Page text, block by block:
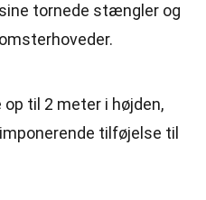
tornede stængler og
til 2 meter i højden,
tilføjelse til